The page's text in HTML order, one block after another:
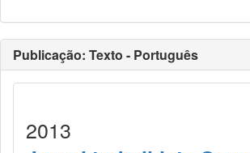
Publicação: Texto - Português
2013